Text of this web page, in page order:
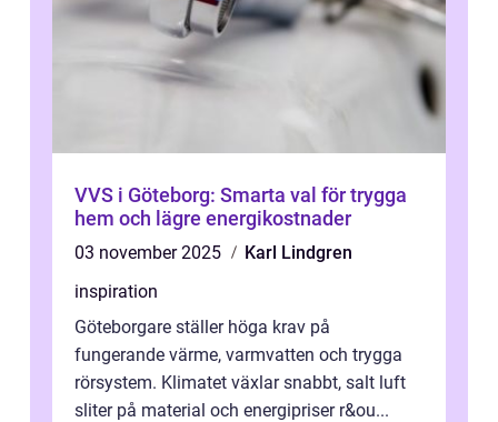
VVS i Göteborg: Smarta val för trygga
hem och lägre energikostnader
03 november 2025
Karl Lindgren
inspiration
Göteborgare ställer höga krav på
fungerande värme, varmvatten och trygga
rörsystem. Klimatet växlar snabbt, salt luft
sliter på material och energipriser r&ou...